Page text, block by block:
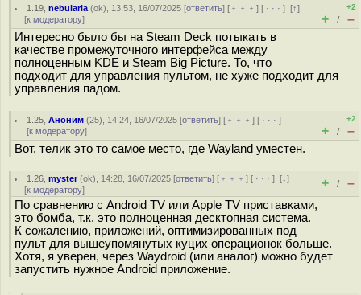
1.19 ,nebularia (ok), 13:53, 16/07/2025 [ответить] [ ﹢﹢﹢] [ · · ·][↑]
[к модератору]
+2
+ / –
Интересно было бы на Steam Deck потыкать в
качестве промежуточного интерфейса между
полноценным KDE и Steam Big Picture. То, что
подходит для управления пультом, не хуже подходит для
управления падом.
1.25 ,Аноним (25), 14:24, 16/07/2025 [ответить] [ ﹢﹢﹢] [ · · ·]
[к модератору]
+2
+ / –
Вот, телик это то самое место, где Wayland уместен.
1.26 ,myster(ok), 14:28, 16/07/2025 [ответить] [ ﹢﹢﹢] [ · · ·][↓]
[к модератору] + / –
По сравнению с Android TV или Apple TV приставками,
это бомба, т.к. это полноценная десктопная система.
К сожалению, приложений, оптимизированных под
пульт для вышеупомянутых куцих операционок больше.
Хотя, я уверен, через Waydroid (или аналог) можно будет
запустить нужное Android приложение.